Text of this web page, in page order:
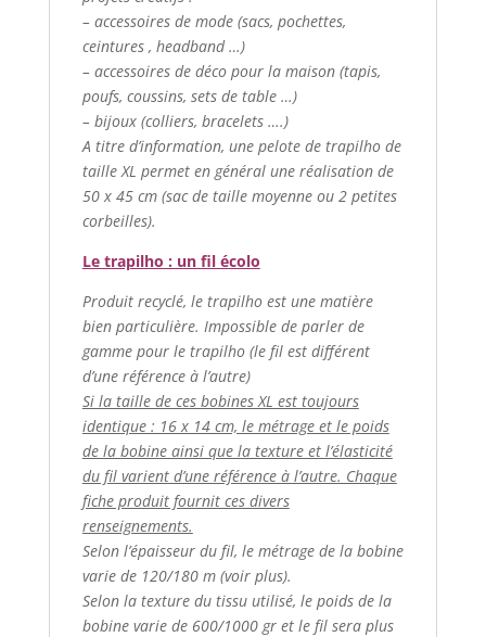
– accessoires de mode (sacs, pochettes,
ceintures , headband …)
– accessoires de déco pour la maison (tapis,
poufs, coussins, sets de table …)
– bijoux (colliers, bracelets ….)
A titre d’information, une pelote de trapilho de
taille XL permet en général une réalisation de
50 x 45 cm (sac de taille moyenne ou 2 petites
corbeilles).
Le trapilho : un fil écolo
Produit recyclé, le trapilho est une matière
bien particulière. Impossible de parler de
gamme pour le trapilho (le fil est différent
d’une référence à l’autre)
Si la taille de ces bobines XL est toujours
identique : 16 x 14 cm, le métrage et le poids
de la bobine ainsi que la texture et l’élasticité
du fil varient d’une référence à l’autre. Chaque
fiche produit fournit ces divers
renseignements.
Selon l’épaisseur du fil, le métrage de la bobine
varie de 120/180 m (voir plus).
Selon la texture du tissu utilisé, le poids de la
bobine varie de 600/1000 gr et le fil sera plus